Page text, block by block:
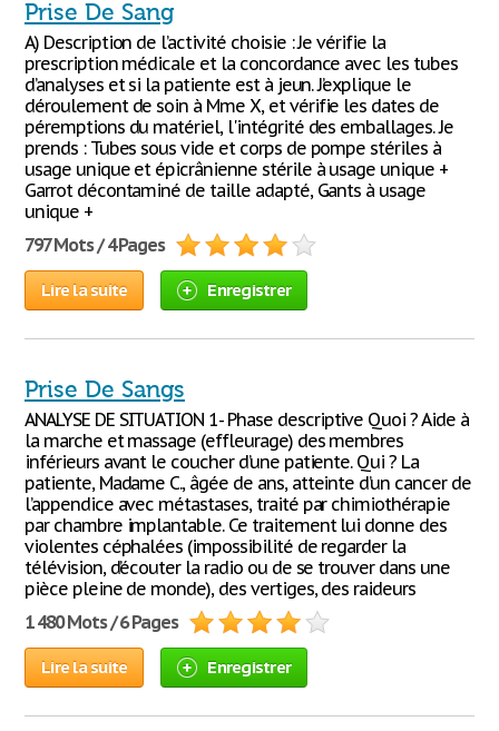
Prise De Sang
A) Description de l’activité choisie : Je vérifie la
prescription médicale et la concordance avec les tubes
d’analyses et si la patiente est à jeun. J’explique le
déroulement de soin à Mme X, et vérifie les dates de
péremptions du matériel, l'intégrité des emballages. Je
prends : Tubes sous vide et corps de pompe stériles à
usage unique et épicrânienne stérile à usage unique +
Garrot décontaminé de taille adapté, Gants à usage
unique +
797 Mots / 4 Pages
Lire la suite Enregistrer
Prise De Sangs
ANALYSE DE SITUATION 1- Phase descriptive Quoi ? Aide à
la marche et massage (effleurage) des membres
inférieurs avant le coucher d’une patiente. Qui ? La
patiente, Madame C., âgée de ans, atteinte d’un cancer de
l’appendice avec métastases, traité par chimiothérapie
par chambre implantable. Ce traitement lui donne des
violentes céphalées (impossibilité de regarder la
télévision, d’écouter la radio ou de se trouver dans une
pièce pleine de monde), des vertiges, des raideurs
1 480 Mots / 6 Pages
Lire la suite Enregistrer